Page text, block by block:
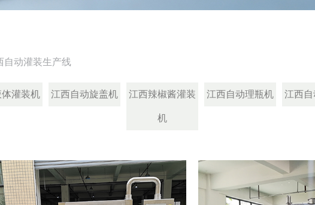
自动灌装生产线
灌装机 江西自动旋盖机 江西辣椒酱灌装
机
江西自动理瓶机 江西